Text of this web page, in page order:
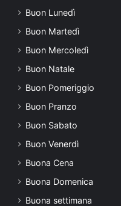
Buon Lunedì
Buon Martedì
Buon Mercoledì
Buon Natale
Buon Pomeriggio
Buon Pranzo
Buon Sabato
Buon Venerdì
Buona Cena
Buona Domenica
Buona settimana